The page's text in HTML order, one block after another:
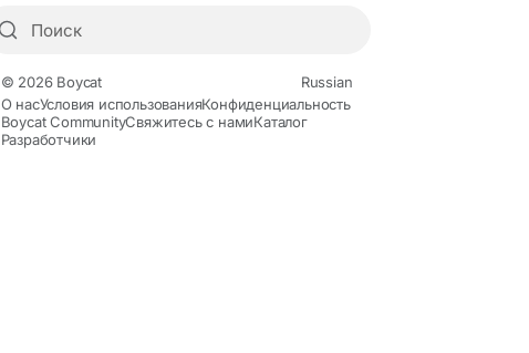
Мероприятия
© 2026 Boycat
Russian
О насУсловия использованияКонфиденциальность
Boycat CommunityСвяжитесь с намиКаталог
Разработчики